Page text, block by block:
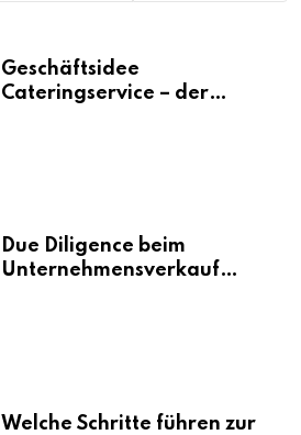
Geschäftsidee
Cateringservice – der
Due Diligence beim
Unternehmensverkauf
Welche Schritte führen zur